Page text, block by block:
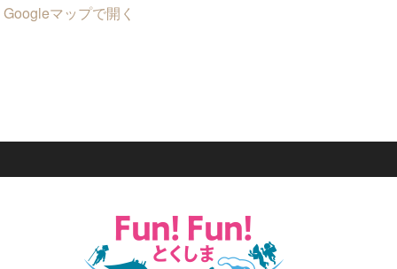
Googleマップで開く